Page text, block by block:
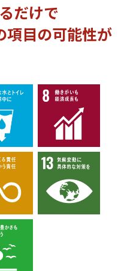
だけで
項目の可能性が